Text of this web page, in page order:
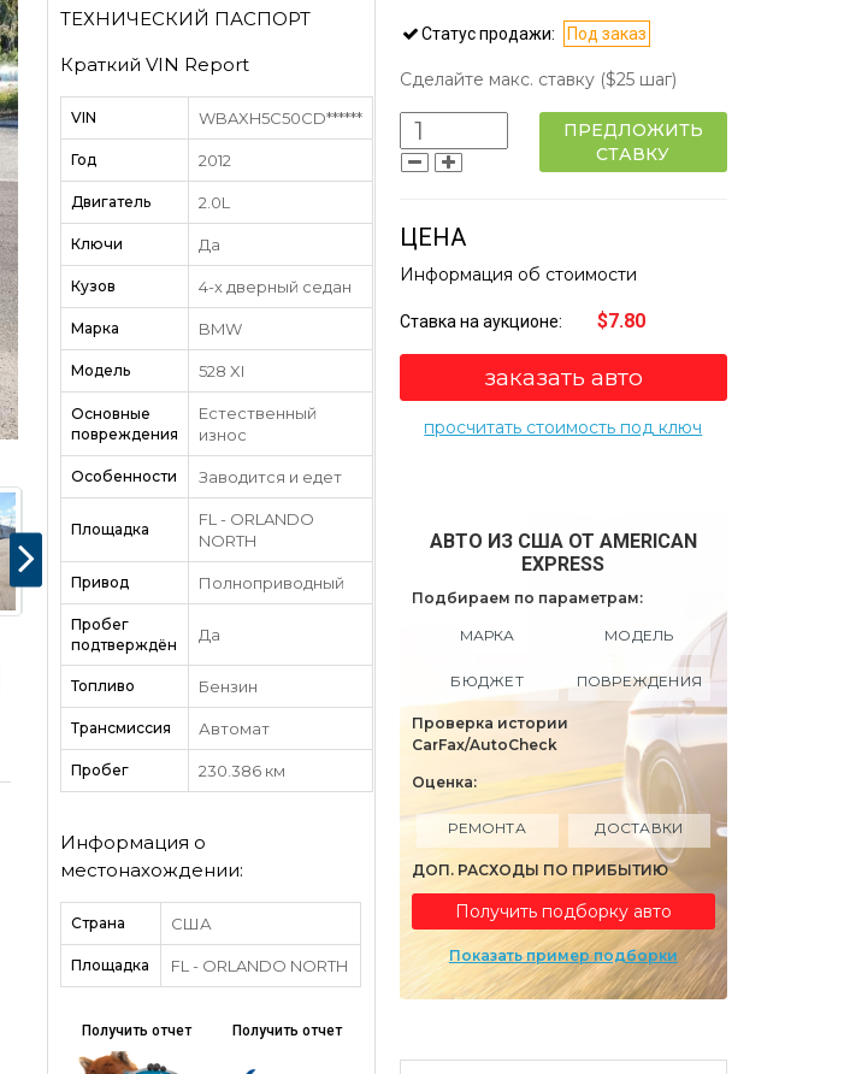
ТЕХНИЧЕСКИЙ ПАСПОРТ
Краткий VIN Report
VIN WBAXH5C50CD******
Год 2012
Двигатель 2.0L
Ключи Да
Кузов 4-х дверный седан
Марка BMW
Модель 528 XI
Основные
повреждения
Естественный
износ
Особенности Заводится и едет
Площадка
FL - ORLANDO
NORTH
Привод Полноприводный
Пробег
подтверждён
Да
Топливо Бензин
Трансмиссия Автомат
Пробег 230.386 км
Информация о
местонахождении:
Страна США
Площадка FL - ORLANDO NORTH
Получить отчет Получить отчет
Статус продажи: Под заказ
Сделайте макс. ставку ($25 шаг)
ПРЕДЛОЖИТЬ
СТАВКУ
ЦЕНА
Информация об стоимости
Ставка на аукционе: $7.80
заказать авто
просчитать стоимость под ключ
АВТО ИЗ США ОТ AMERICAN
EXPRESS
Подбираем по параметрам:
МАРКА МОДЕЛЬ
БЮДЖЕТ ПОВРЕЖДЕНИЯ
Проверка истории
CarFax/AutoCheck
Оценка:
РЕМОНТА ДОСТАВКИ
ДОП. РАСХОДЫ ПО ПРИБЫТИЮ
Получить подборку авто
Показать пример подборки